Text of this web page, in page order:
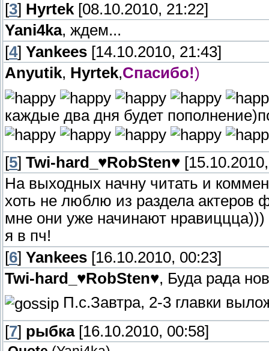
[3] Hyrtek [08.10.2010, 21:22]
Yani4ka, ждем...
[4] Yankees [14.10.2010, 21:43]
Anyutik, Hyrtek,Спасибо!)
каждые два дня будет
[5] Twi-hard_♥RobSten♥
На выходных начну читать и
хоть не люблю из раздела актеров
мне они уже начинают нравиццца)))
я в пч!
[6] Yankees [16.10.2010, 00:23]
Twi-hard_♥RobSten♥, Буда рада
П.с.Завтра, 2-3 главки
[7] рыбка[16.10.2010, 00:58]